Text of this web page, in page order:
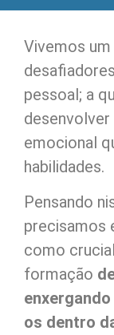
Vivemos
pessoal; a
emocional
habilidades.
Pensando
precisamos
como
formação
os dentro